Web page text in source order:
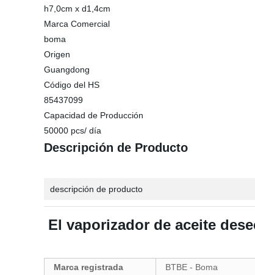
h7,0cm x d1,4cm
Marca Comercial
boma
Origen
Guangdong
Código del HS
85437099
Capacidad de Producción
50000 pcs/ día
Descripción de Producto
descripción de producto
El vaporizador de aceite
Marca registrada
BTBE - Boma